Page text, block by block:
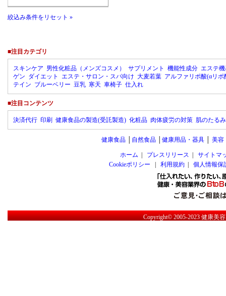
絞込み条件をリセット »
■注目カテゴリ
スキンケア 男性化粧品（メンズコスメ） サプリメント 機能性成分 エステ
ゲン ダイエット エステ・サロン・スパ向け 大麦若葉 アルファリポ酸(αリポ
テイン ブルーベリー 豆乳 寒天 車椅子 仕入れ
■注目コンテンツ
決済代行 印刷 健康食品の製造(受託製造) 化粧品 肉体疲労の対策 肌のたる
健康食品│ 自然食品│ 健康用品・器具│ 美容
ホーム プレスリリース
サイトマ
Cookieポリシー
利用規約| 個人情報保
Copyright© 2005-2023健康美